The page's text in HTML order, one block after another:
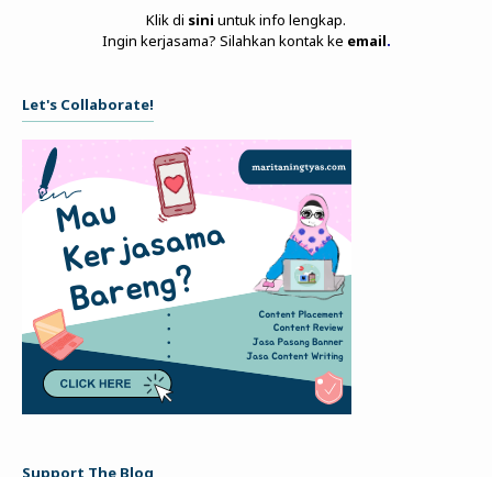
Klik di sini untuk info lengkap.
Ingin kerjasama? Silahkan kontak ke email.
Let's Collaborate!
Support The Blog